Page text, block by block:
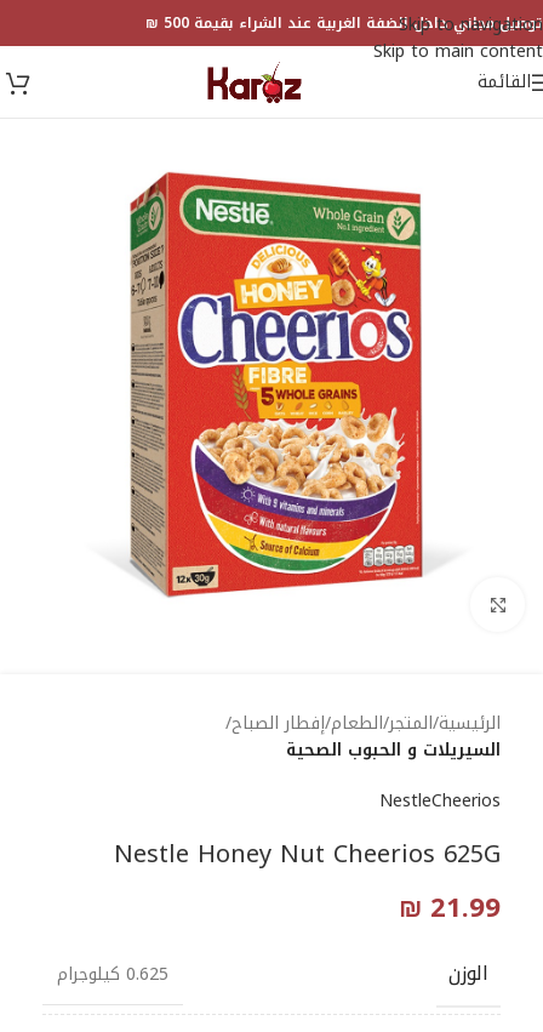
Skip to navigation
Skip to main content
توصيل مجاني داخل الضفة الغربية عند الشراء بقيمة 500 ₪
القائمة
الرئيسية المتجر الطعامإفطار الصباح
السيريلات و الحبوب الصحية
Cheerios
Nestle
Nestle Honey Nut Cheerios 625G
₪ 21.99
الوزن 0.625 كيلوجرام